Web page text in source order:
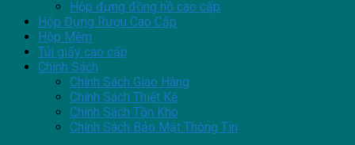
Hộp đựng đồng hồ cao cấp
Hộp Đựng Rượu Cao Cấp
Hộp Mềm
Túi giấy cao cấp
Chính Sách
Chính Sách Giao Hàng
Chính Sách Thiết Kế
Chính Sách Tồn Kho
Chính Sách Bảo Mật Thông Tin